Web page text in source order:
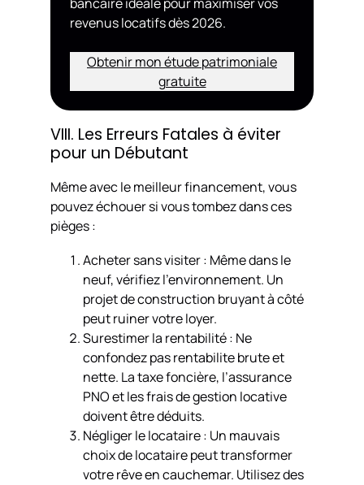
revenus locatifs dès 2026.
Obtenir mon étude patrimoniale
gratuite
VIII. Les Erreurs Fatales à éviter
pour un Débutant
Même avec le meilleur financement, vous
pouvez échouer si vous tombez dans ces
pièges :
Acheter sans visiter : Même dans le
neuf, vérifiez l’environnement. Un
projet de construction bruyant à côté
peut ruiner votre loyer.
Surestimer la rentabilité : Ne
confondez pas rentabilite brute et
nette. La taxe foncière, l’assurance
PNO et les frais de gestion locative
doivent être déduits.
Négliger le locataire : Un mauvais
choix de locataire peut transformer
votre rêve en cauchemar. Utilisez des